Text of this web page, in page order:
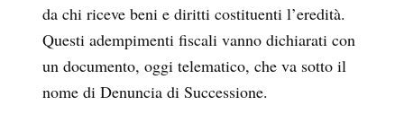
da chi riceve beni e diritti costituenti l’eredità.
Questi adempimenti fiscali vanno dichiarati con
un documento, oggi telematico, che va sotto il
nome di Denuncia di Successione.